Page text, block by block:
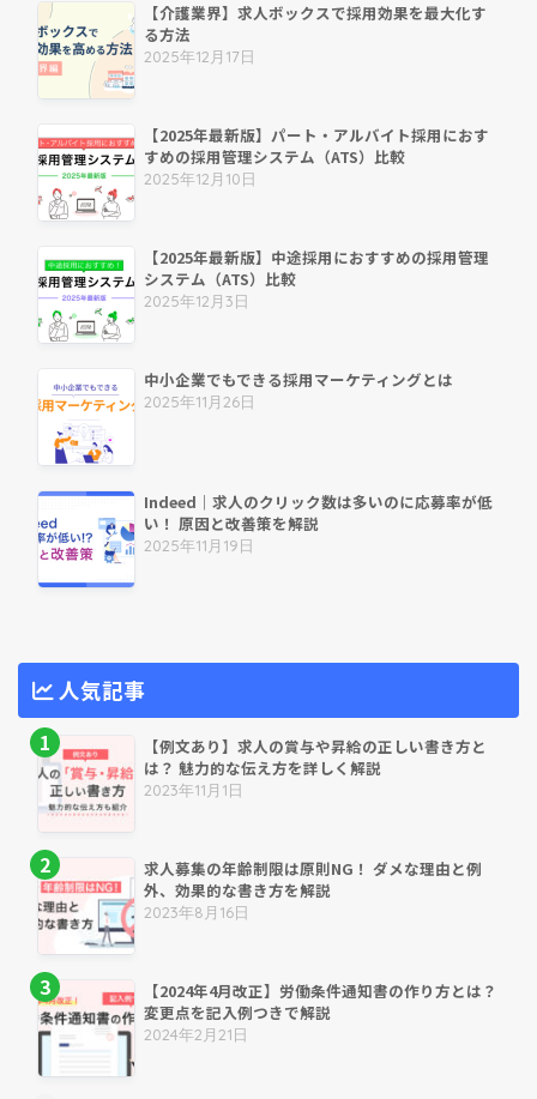
【介護業界】求人ボックスで採用効果を最大化す
る方法
2025年12月17日
【2025年最新版】パート・アルバイト採用におす
すめの採用管理システム（ATS）比較
2025年12月10日
【2025年最新版】中途採用におすすめの採用管理
システム（ATS）比較
2025年12月3日
中小企業でもできる採用マーケティングとは
2025年11月26日
Indeed｜求人のクリック数は多いのに応募率が低
い！ 原因と改善策を解説
2025年11月19日
人気記事
【例文あり】求人の賞与や昇給の正しい書き方と
は？ 魅力的な伝え方を詳しく解説
2023年11月1日
求人募集の年齢制限は原則NG！ ダメな理由と例
外、効果的な書き方を解説
2023年8月16日
【2024年4月改正】労働条件通知書の作り方とは？
変更点を記入例つきで解説
2024年2月21日